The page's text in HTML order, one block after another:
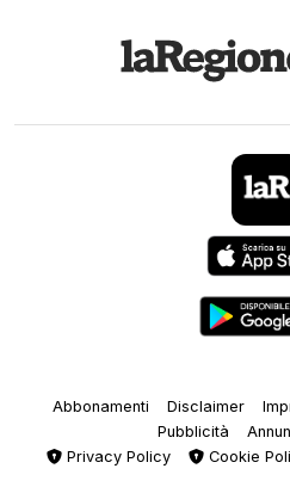
Abbonamenti Disclaimer
Pubblicità
Privacy Policy
Cookie